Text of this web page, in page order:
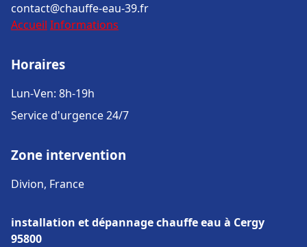
contact@chauffe-eau-39.fr
Accueil Informations
Horaires
Lun-Ven: 8h-19h
Service d'urgence 24/7
Zone intervention
Divion, France
installation et dépannage chauffe eau à Cergy
95800